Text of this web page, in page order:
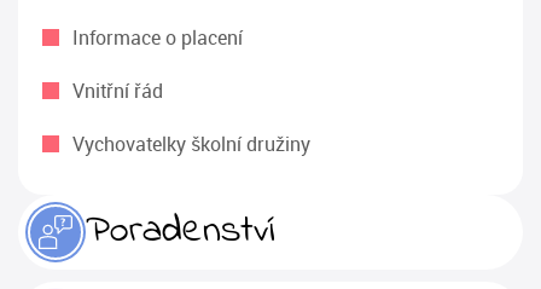
Informace o placení
Vnitřní řád
Vychovatelky školní družiny
Poradenství